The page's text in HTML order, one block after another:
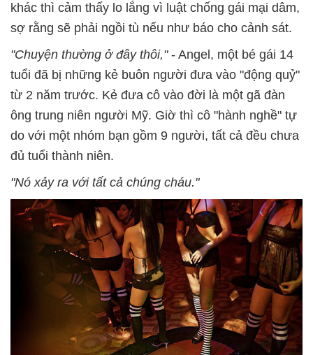
khác thì cảm thấy lo lắng vì luật chống gái mại dâm,
sợ rằng sẽ phải ngồi tù nếu như báo cho cảnh sát.
"Chuyện thường ở đây thôi," - Angel, một bé gái 14
tuổi đã bị những kẻ buôn người đưa vào "động quỷ"
từ 2 năm trước. Kẻ đưa cô vào đời là một gã đàn
ông trung niên người Mỹ. Giờ thì cô "hành nghề" tự
do với một nhóm bạn gồm 9 người, tất cả đều chưa
đủ tuổi thành niên.
"Nó xảy ra với tất cả chúng cháu."